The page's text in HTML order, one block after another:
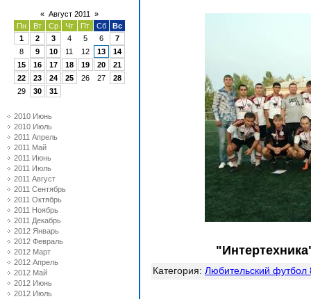
« Август 2011
»
Пн
Вт Ср Чт Пт Сб
Вс
1
2 3 4 5 6
7
8
9 10 11 12 13
14
15
16 17 18 19 20
21
22
23 24 25 26 27
28
29
30 31
2010 Июнь
2010 Июль
2011 Апрель
2011 Май
2011 Июнь
2011 Июль
2011 Август
2011 Сентябрь
2011 Октябрь
2011 Ноябрь
2011 Декабрь
2012 Январь
2012 Февраль
2012 Март
2012 Апрель
2012 Май
2012 Июнь
2012 Июль
Категория: Любительский футбол